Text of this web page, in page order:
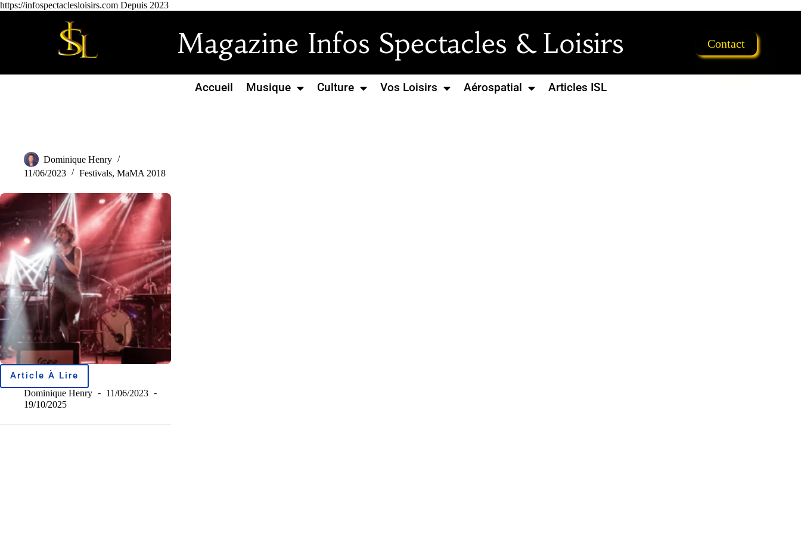
https://infospectaclesloisirs.com Depuis 2023
Magazine Infos Spectacles & Loisirs Contact
Accueil Musique Culture Vos Loisirs Aérospatial Articles ISL
Dominique Henry
11/06/2023
Festivals, MaMA 2018
Article À Lire
Dominique Henry
11/06/2023
19/10/2025